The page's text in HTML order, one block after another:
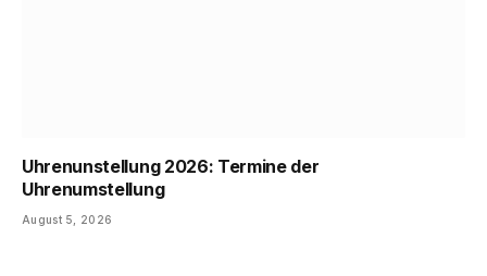
Uhrenunstellung 2026: Termine der
Uhrenumstellung
August 5, 2026